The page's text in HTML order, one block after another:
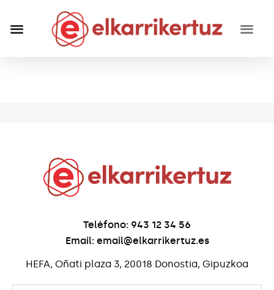
Teléfono: 943 12 34 56
Email: email@elkarrikertuz.es
HEFA, Oñati plaza 3, 20018 Donostia, Gipuzkoa